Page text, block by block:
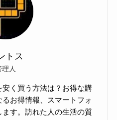
トス
理人
く買う方法は？お得な購
お得情報、スマートフォ
す。訪れた人の生活の質